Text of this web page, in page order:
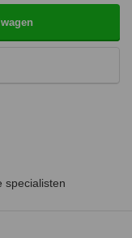
specialisten